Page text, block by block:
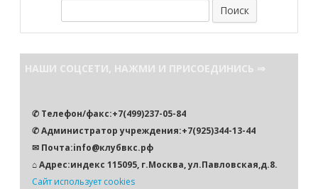
НАШИ СОЦСЕТИ, НАЖМИ И ПРИСОЕДИНИСЬ ⇒
✆ Телефон/факс:+7(499)237-05-84
✆ Администратор учреждения:+7(925)344-13-44
✉ Почта:info@клубвкс.рф
⌂ Адрес:индекс 115095, г.Москва, ул.Павловская,д.8.
Сайт использует cookies